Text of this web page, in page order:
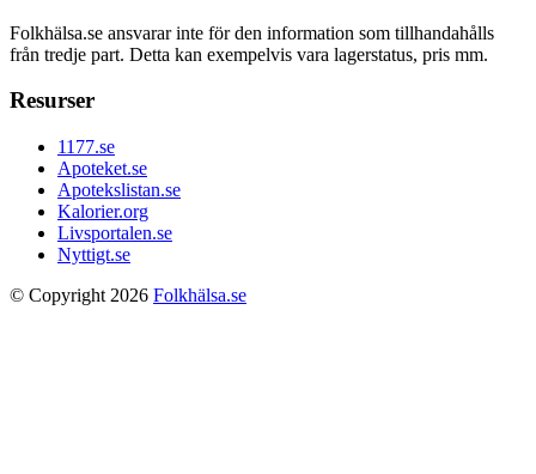
Folkhälsa.se ansvarar inte för den information som tillhandahålls
från tredje part. Detta kan exempelvis vara lagerstatus, pris mm.
Resurser
1177.se
Apoteket.se
Apotekslistan.se
Kalorier.org
Livsportalen.se
Nyttigt.se
© Copyright 2026 Folkhälsa.se